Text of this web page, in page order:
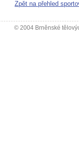
Zpět na přehled
© 2004 Brněnské